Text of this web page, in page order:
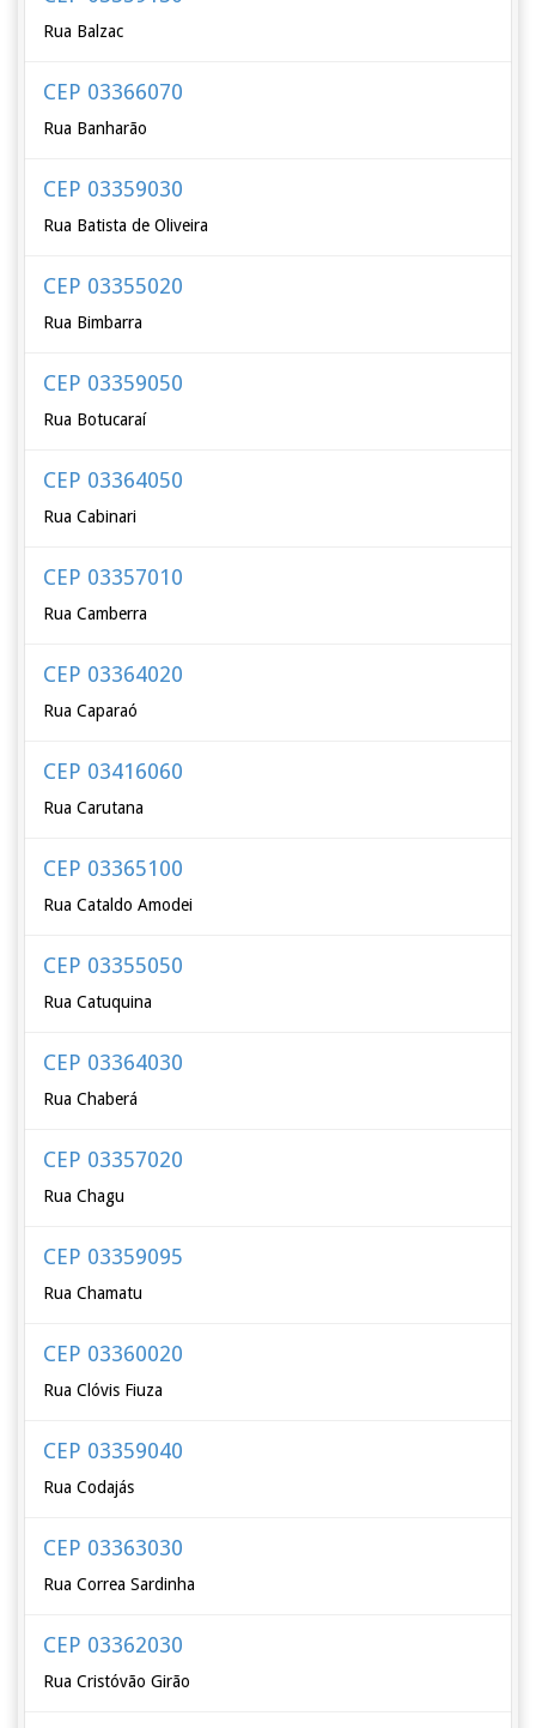
Rua Balzac
CEP 03366070
Rua Banharão
CEP 03359030
Rua Batista de Oliveira
CEP 03355020
Rua Bimbarra
CEP 03359050
Rua Botucaraí
CEP 03364050
Rua Cabinari
CEP 03357010
Rua Camberra
CEP 03364020
Rua Caparaó
CEP 03416060
Rua Carutana
CEP 03365100
Rua Cataldo Amodei
CEP 03355050
Rua Catuquina
CEP 03364030
Rua Chaberá
CEP 03357020
Rua Chagu
CEP 03359095
Rua Chamatu
CEP 03360020
Rua Clóvis Fiuza
CEP 03359040
Rua Codajás
CEP 03363030
Rua Correa Sardinha
CEP 03362030
Rua Cristóvão Girão